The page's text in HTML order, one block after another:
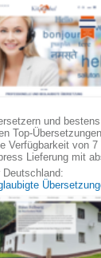
und
Top-
Verfügbarkeit von
Lieferung mit
Deutschland: